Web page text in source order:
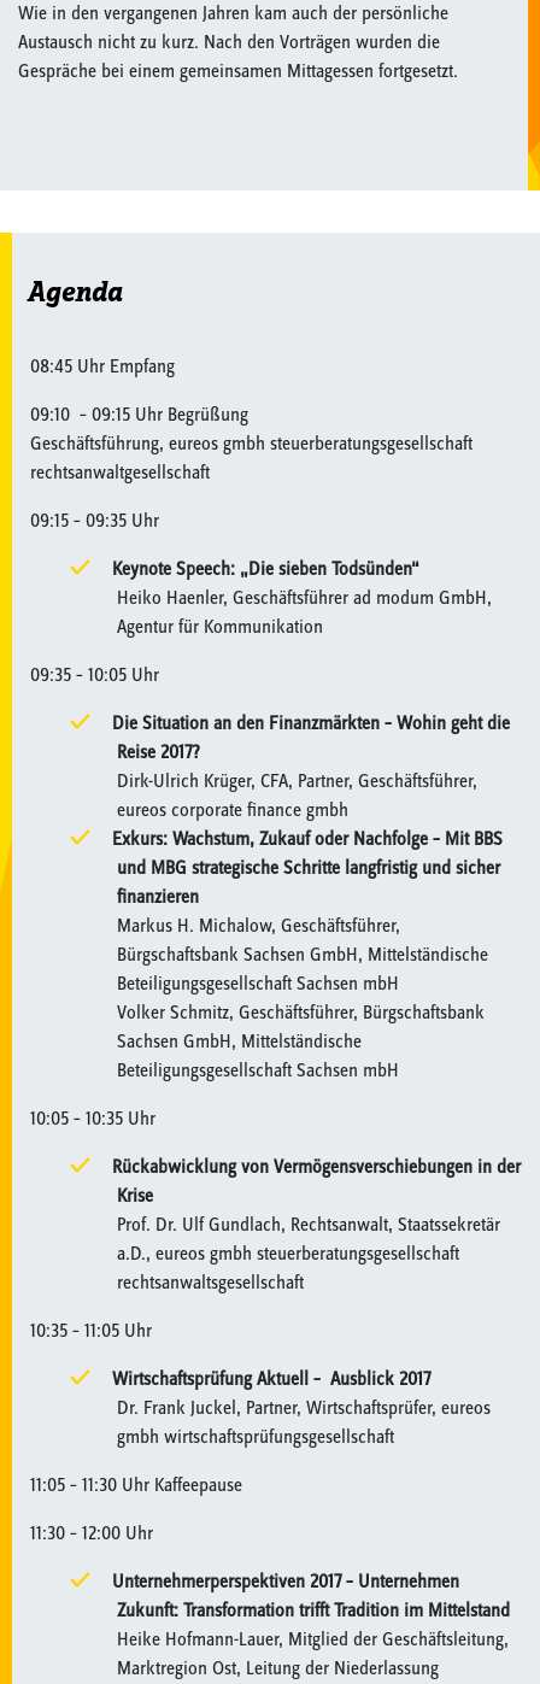
Wie in den vergangenen Jahren kam auch der persönliche
Austausch nicht zu kurz. Nach den Vorträgen wurden die
Gespräche bei einem gemeinsamen Mittagessen fortgesetzt.
Agenda
08:45 Uhr Empfang
09:10 – 09:15 Uhr Begrüßung
Geschäftsführung, eureos gmbh steuerberatungsgesellschaft
rechtsanwaltgesellschaft
09:15 – 09:35 Uhr
Keynote Speech: „Die sieben Todsünden“
Heiko Haenler, Geschäftsführer ad modum GmbH,
Agentur für Kommunikation
09:35 – 10:05 Uhr
Die Situation an den Finanzmärkten – Wohin geht die
Reise 2017?
Dirk-Ulrich Krüger, CFA, Partner, Geschäftsführer,
eureos corporate finance gmbh
Exkurs: Wachstum, Zukauf oder Nachfolge – Mit BBS
und MBG strategische Schritte langfristig und sicher
finanzieren
Markus H. Michalow, Geschäftsführer,
Bürgschaftsbank Sachsen GmbH, Mittelständische
Beteiligungsgesellschaft Sachsen mbH
Volker Schmitz, Geschäftsführer, Bürgschaftsbank
Sachsen GmbH, Mittelständische
Beteiligungsgesellschaft Sachsen mbH
10:05 – 10:35 Uhr
Rückabwicklung von Vermögensverschiebungen in der
Krise
Prof. Dr. Ulf Gundlach, Rechtsanwalt, Staatssekretär
a.D., eureos gmbh steuerberatungsgesellschaft
rechtsanwaltsgesellschaft
10:35 – 11:05 Uhr
Wirtschaftsprüfung Aktuell – Ausblick 2017
Dr. Frank Juckel, Partner, Wirtschaftsprüfer, eureos
gmbh wirtschaftsprüfungsgesellschaft
11:05 – 11:30 Uhr Kaffeepause
11:30 – 12:00 Uhr
Unternehmerperspektiven 2017 – Unternehmen
Zukunft: Transformation trifft Tradition im Mittelstand
Heike Hofmann-Lauer, Mitglied der Geschäftsleitung,
Marktregion Ost, Leitung der Niederlassung